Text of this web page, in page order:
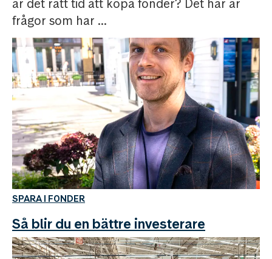
är det rätt tid att köpa fonder? Det här är
frågor som har ...
SPARA I FONDER
Så blir du en bättre investerare